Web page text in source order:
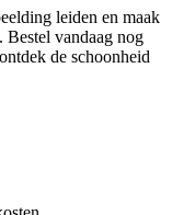
leiden en maak
Bestel vandaag nog
de schoonheid